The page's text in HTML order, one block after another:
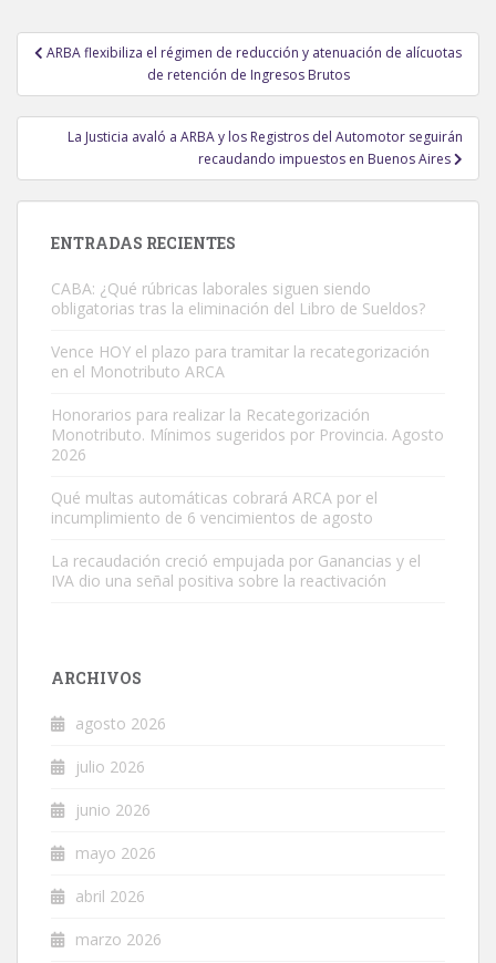
Navegación
entradas
ARBA flexibiliza el régimen de reducción y atenuación de alícuotas
de retención de Ingresos Brutos
La Justicia avaló a ARBA y los Registros del Automotor seguirán
recaudando impuestos en Buenos Aires
ENTRADAS RECIENTES
CABA: ¿Qué rúbricas laborales siguen siendo
obligatorias tras la eliminación del Libro de Sueldos?
Vence HOY el plazo para tramitar la recategorización
en el Monotributo ARCA
Honorarios para realizar la Recategorización
Monotributo. Mínimos sugeridos por Provincia. Agosto
2026
Qué multas automáticas cobrará ARCA por el
incumplimiento de 6 vencimientos de agosto
La recaudación creció empujada por Ganancias y el
IVA dio una señal positiva sobre la reactivación
ARCHIVOS
agosto 2026
julio 2026
junio 2026
mayo 2026
abril 2026
marzo 2026